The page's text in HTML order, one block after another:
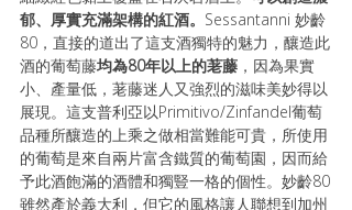
郁、厚實充滿架構的紅酒。 Sessantanni 妙齡
80，直接的道出了這支酒獨特的魅力，釀造此
酒的葡萄藤均為80年以上的荖藤 ，因為果實
小、產量低，荖藤迷人又強烈的滋味美妙得以
展現。這支普利亞以Primitivo/Zinfandel葡萄
品種所釀造的上乘之做相當難能可貴，所使用
的葡萄是來自兩片富含鐵質的葡萄園，因而給
予此酒飽滿的酒體和獨豎一格的個性。妙齡80
雖然產於義大利，但它的風格讓人聯想到加州